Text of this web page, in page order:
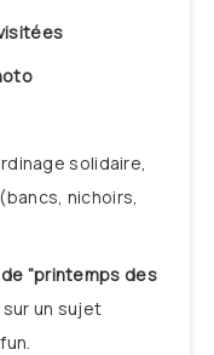
solidaire,
nichoirs,
“printemps des
un sujet